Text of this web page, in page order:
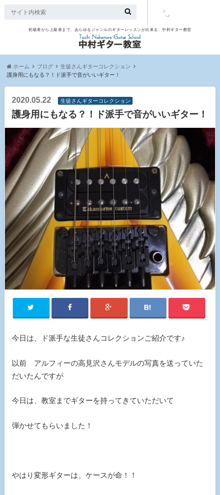
初級者から上級者まで、あらゆるジャンルのギターレッスンが出来る、中村ギター教室
ホーム ブログ
生徒さんギターコレクション
護身用にもなる？！ド派手で音がいいギター！
2020.05.22 生徒さんギターコレクション
護身用にもなる？！ド派手で音がいいギター！
今日は、ド派手な生徒さんコレクションご紹介です♪
以前 アルフィーの高見沢さんモデルの写真を送っていた
だいたんですが
今日は、教室までギターを持ってきていただいて
弾かせてもらいました！
やはり変形ギターは、ケースが命！！